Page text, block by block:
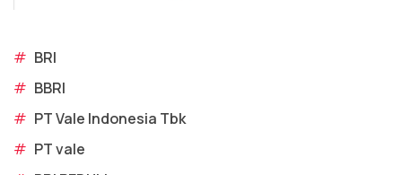
# BRI
# BBRI
# PT Vale Indonesia Tbk
# PT vale